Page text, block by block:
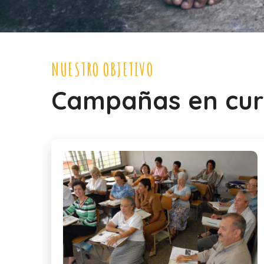
NUESTRO OBJETIVO
Campañas en